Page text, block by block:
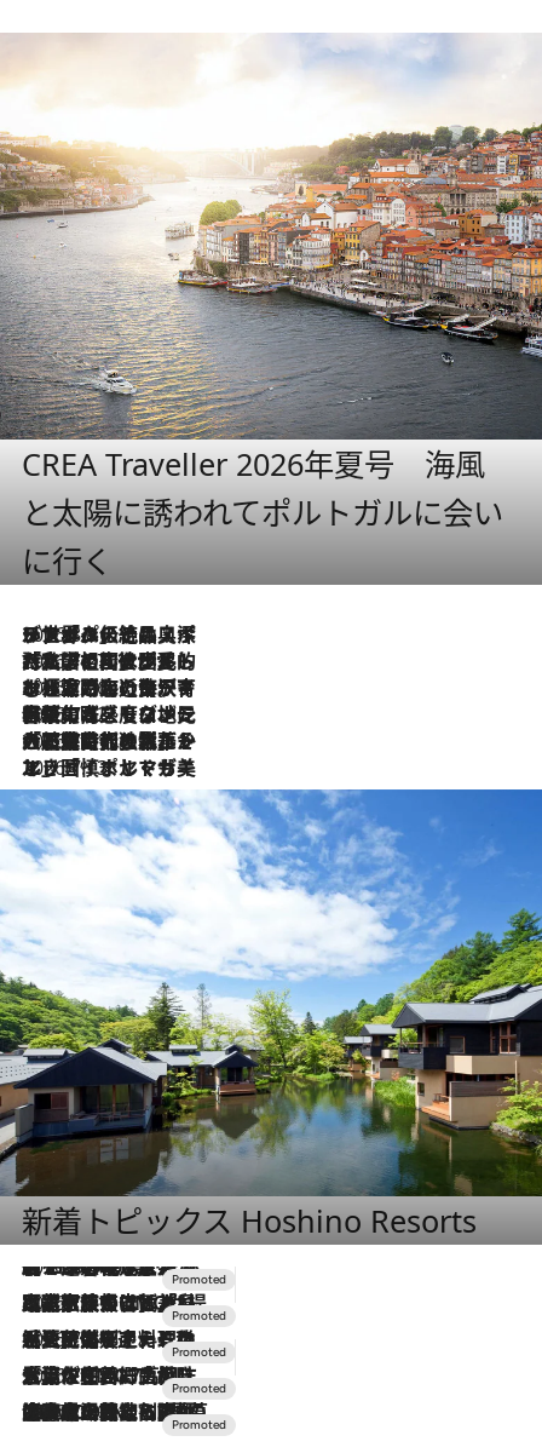
CREA Traveller 2026年夏号 海風
と太陽に誘われてポルトガルに会い
に行く
2026.8.8
リスボンの絶品スイーツ「パステル・デ・ナタ」とは？ポルトガル伝統の奥深い世界へ
2026.7.27
「私の祖国はポルトガル語です」国民的詩人フェルナンド・ペソアと、彼が愛した文学の街を歩く
2026.7.26
ポルトガル近海が育む極上の海の幸。キリリと冷えた白ワインと愉しむ、シーフード専門店の贅沢
2026.7.22
伝統の味をモダンに昇華。高感度な地元客が集う、リスボンの最旬ガストロノミー
2026.7.21
大航海時代の栄華から、震災、独裁、そして革命へ。ポルトガル・首都リスボンの石畳に刻まれた「歴史の光と影」
2026.7.13
エッセイ・ヤマザキマリ「慎ましくも美しき国 ポルトガル」
新着トピックス Hoshino Resorts
2026.8.7
【トンボの足水浴】ヒノキの香りに包まれて涼感マックス！約13℃の湧水かけ流しを避暑地「星野温泉 トンボの湯」で体験
2026.7.31
【ホテル帰省】という選択肢をOMOが提案。家族とほどよい距離を保つには「昼は実家、夜は気兼ねなくホテルで！」
2026.7.24
【夏限定ディナーコース】旬を迎える稚鮎や花ズッキーニなどをイタリア・トスカーナの郷土料理の手法で満喫！
2026.7.17
「土佐和ハーブかき氷」がOMO7高知に登場！生姜、山椒、大葉など目にも舌にも涼を呼ぶ郷土の味
2026.7.10
NEW OPEN！【界 草津】名湯の地に誕生。趣の異なる2種の温泉と上州ならではの会席・蕎麦割烹など美食を味わう究極の癒やし旅